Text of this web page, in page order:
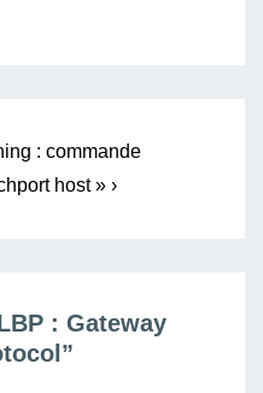
: commande
host » ›
: Gateway
”